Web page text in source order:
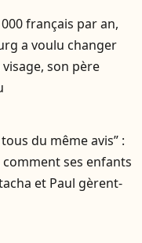
français par an,
a voulu changer
son père
du même avis” :
ses enfants
et Paul gèrent-